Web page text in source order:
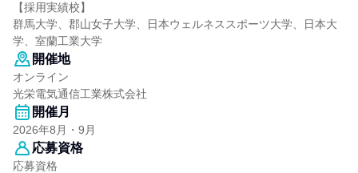
【採用実績校】
群馬大学、郡山女子大学、日本ウェルネススポーツ大学、日本大
学、室蘭工業大学
開催地
オンライン
光栄電気通信工業株式会社
開催月
2026年8月・9月
応募資格
応募資格